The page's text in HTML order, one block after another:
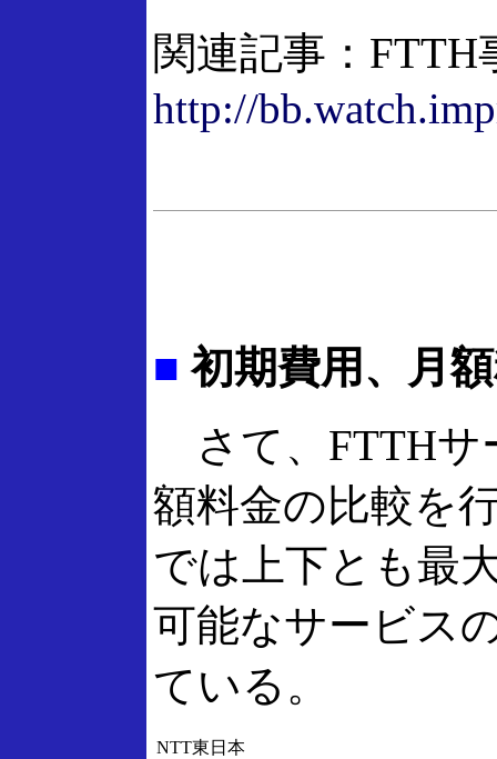
関連記事：
http://
■ 初期費用、月
さて、FTTHサ
額料金の比較を
では上下とも最
可能なサービス
ている。
NTT東日本